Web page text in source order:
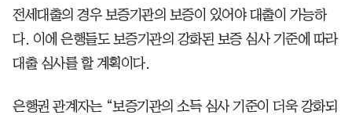
전세대출의 경우 보증기관의 보증이 있어야 대출이 가능하
다. 이에 은행들도 보증기관의 강화된 보증 심사 기준에 따라
대출 심사를 할 계획이다.
은행권 관계자는 “보증기관의 소득 심사 기준이 더욱 강화되